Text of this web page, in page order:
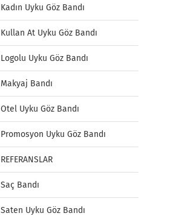
Kadın Uyku Göz Bandı
Kullan At Uyku Göz Bandı
Logolu Uyku Göz Bandı
Makyaj Bandı
Otel Uyku Göz Bandı
Promosyon Uyku Göz Bandı
REFERANSLAR
Saç Bandı
Saten Uyku Göz Bandı